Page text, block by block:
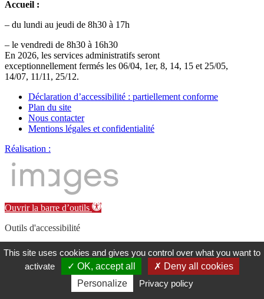
Accueil :
– du lundi au jeudi de 8h30 à 17h
– le vendredi de 8h30 à 16h30
En 2026, les services administratifs seront
exceptionnellement fermés les 06/04, 1er, 8, 14, 15 et 25/05,
14/07, 11/11, 25/12.
Déclaration d’accessibilité : partiellement conforme
Plan du site
Nous contacter
Mentions légales et confidentialité
Réalisation :
Ouvrir la barre d’outils
Outils d'accessibilité
Augmenter la taille de police
Diminuer la taille de police
Contraste élevé
Réinitialiser
This site uses cookies and gives you control over what you want to
activate
OK, accept all
Deny all cookies
Personalize
Privacy policy